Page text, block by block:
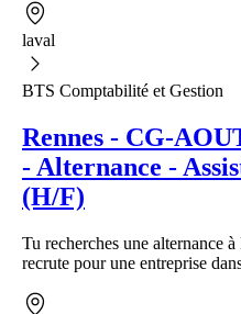
laval
BTS Comptabilité et Gestion
Rennes - CG-
- Alternance -
(H/F)
Tu recherches une alternance
recrute pour une entreprise